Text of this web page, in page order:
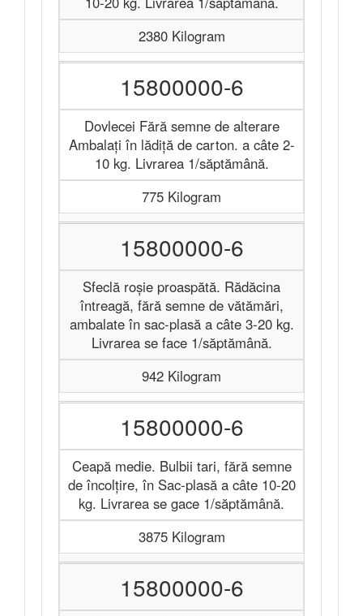
2380 Kilogram
15800000-6
Dovlecei Fără semne de alterare
Ambalați în lădiță de carton. a câte 2-
10 kg. Livrarea 1/săptămână.
775 Kilogram
15800000-6
Sfeclă roșie proaspătă. Rădăcina
întreagă, fără semne de vătămări,
ambalate în sac-plasă a câte 3-20 kg.
Livrarea se face 1/săptămână.
942 Kilogram
15800000-6
Ceapă medie. Bulbii tari, fără semne
de încolțire, în Sac-plasă a câte 10-20
kg. Livrarea se gace 1/săptămână.
3875 Kilogram
15800000-6